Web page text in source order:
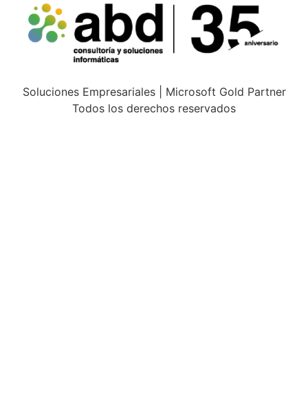
Soluciones Empresariales | Microsoft Gold Partner
Todos los derechos reservados